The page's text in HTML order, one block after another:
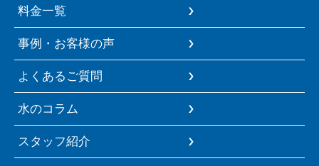
料金一覧
事例・お客様の声
よくあるご質問
水のコラム
スタッフ紹介